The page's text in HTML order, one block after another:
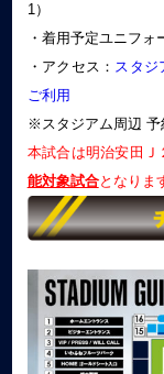
1）
・着用予定ユニフ
・アクセス： スタジ
ご利用
※スタジアム周辺 予
本試合は明治安田Ｊ
能対象試合となりま